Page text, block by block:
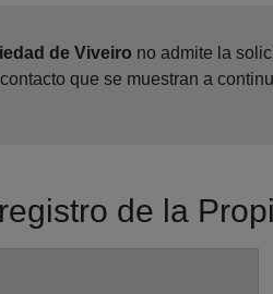
de Viveiro no admite la
que se muestran a
de la